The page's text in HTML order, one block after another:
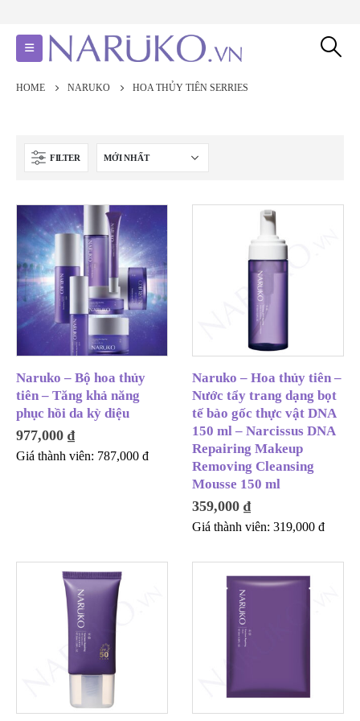
HOME NARUKO HOA THỦY TIÊN SERRIES
FILTER
Naruko – Bộ hoa thủy
tiên – Tăng khả năng
phục hồi da kỳ diệu
977,000 ₫
Giá thành viên: 787,000 đ
Naruko – Hoa thủy tiên –
Nước tẩy trang dạng bọt
tế bào gốc thực vật DNA
150 ml – Narcissus DNA
Repairing Makeup
Removing Cleansing
Mousse 150 ml
359,000 ₫
Giá thành viên: 319,000 đ